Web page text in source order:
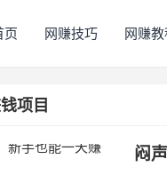
页 网赚技巧 网赚教
项目
闷